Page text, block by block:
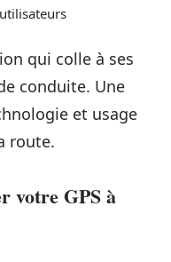
qui colle à ses
conduite. Une
et usage
route.
votre GPS à